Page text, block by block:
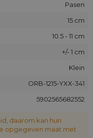
Pasen
15 cm
10.5 - 11 cm
+/- 1 cm
Klein
ORB-1215-YXX-341
5902565682552
daarom kan hun
opgegeven maat met